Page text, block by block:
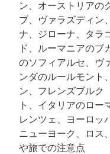
ン、オーストリアの
ブ、ヴァラズディン
ナ、ジローナ、タラ
ド、ルーマニアのブ
のソフィアルセ、ヴ
ンダのルールモント
ン、フレンズブルク
ト、イタリアのロー
レンツェ、ヨーロッ
ニューヨーク、ロス
や旅での注意点